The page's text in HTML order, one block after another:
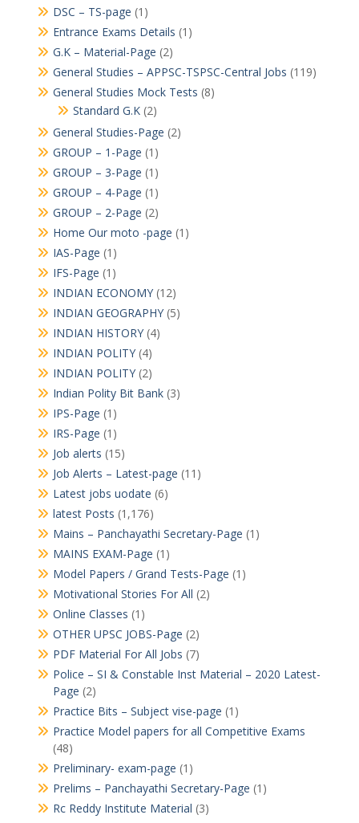
DSC – TS-page (1)
Entrance Exams Details (1)
G.K – Material-Page (2)
General Studies – APPSC-TSPSC-Central Jobs (119)
General Studies Mock Tests (8)
Standard G.K(2)
General Studies-Page (2)
GROUP – 1-Page (1)
GROUP – 3-Page (1)
GROUP – 4-Page (1)
GROUP – 2-Page (2)
Home Our moto -page (1)
IAS-Page (1)
IFS-Page (1)
INDIAN ECONOMY(12)
INDIAN GEOGRAPHY(5)
INDIAN HISTORY(4)
INDIAN POLITY(4)
INDIAN POLITY(2)
Indian Polity Bit Bank(3)
IPS-Page (1)
IRS-Page (1)
Job alerts (15)
Job Alerts – Latest-page (11)
Latest jobs uodate (6)
latest Posts (1,176)
Mains – Panchayathi Secretary-Page (1)
MAINS EXAM-Page (1)
Model Papers / Grand Tests-Page (1)
Motivational Stories For All (2)
Online Classes (1)
OTHER UPSC JOBS-Page (2)
PDF Material For All Jobs (7)
Police – SI & Constable Inst Material – 2020 Latest-
Page (2)
Practice Bits – Subject vise-page (1)
Practice Model papers for all Competitive Exams
(48)
Preliminary- exam-page (1)
Prelims – Panchayathi Secretary-Page (1)
Rc Reddy Institute Material (3)